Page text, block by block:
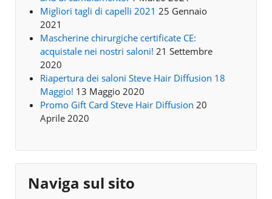
Migliori tagli di capelli 2021 25 Gennaio
2021
Mascherine chirurgiche certificate CE:
acquistale nei nostri saloni! 21 Settembre
2020
Riapertura dei saloni Steve Hair Diffusion 18
Maggio! 13 Maggio 2020
Promo Gift Card Steve Hair Diffusion 20
Aprile 2020
Naviga sul sito